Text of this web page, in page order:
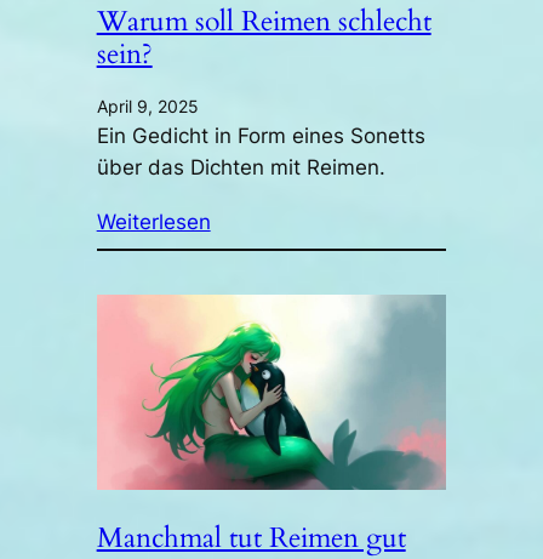
Warum soll Reimen schlecht
sein?
April 9, 2025
Ein Gedicht in Form eines Sonetts
über das Dichten mit Reimen.
Weiterlesen
Manchmal tut Reimen gut